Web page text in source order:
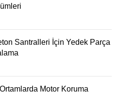
Santralleri İçin Yedek Parça
Ortamlarda Motor Koruma